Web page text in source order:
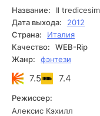
открытиям,
противостояния и
гораздо серьёзнее,
Одновременно
личных
остались в прошлом,
оказывают влияние
мистические тайны,
силами, способными
Название:
Il
Дата выхода:
2012
Страна:
Италия
Качество:
WEB-Rip
Жанр:
фэнтези
7.5 7.4
Режиссер:
Алексис Кэхилл